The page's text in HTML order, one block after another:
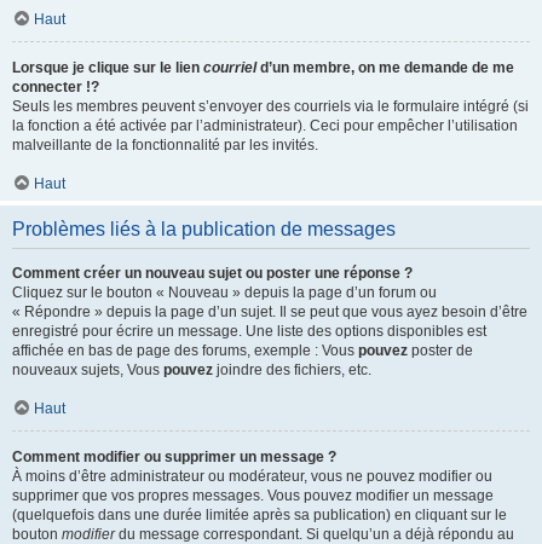
Haut
Lorsque je clique sur le lien courrield’un membre, on me demande de me
connecter !?
Seuls les membres peuvent s’envoyer des courriels via le formulaire intégré (si
la fonction a été activée par l’administrateur). Ceci pour empêcher l’utilisation
malveillante de la fonctionnalité par les invités.
Haut
Problèmes liés à la publication de messages
Comment créer un nouveau sujet ou poster une réponse ?
Cliquez sur le bouton « Nouveau » depuis la page d’un forum ou
« Répondre » depuis la page d’un sujet. Il se peut que vous ayez besoin d’être
enregistré pour écrire un message. Une liste des options disponibles est
affichée en bas de page des forums, exemple : Vous pouvez poster de
nouveaux sujets, Vous pouvez joindre des fichiers, etc.
Haut
Comment modifier ou supprimer un message ?
À moins d’être administrateur ou modérateur, vous ne pouvez modifier ou
supprimer que vos propres messages. Vous pouvez modifier un message
(quelquefois dans une durée limitée après sa publication) en cliquant sur le
bouton modifierdu message correspondant. Si quelqu’un a déjà répondu au